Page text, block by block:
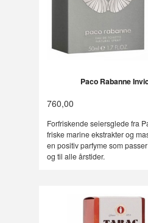
Paco Rabanne
760,00
Forfriskende seiersglede fra
friske marine ekstrakter og
en positiv parfyme som
og til alle årstider.